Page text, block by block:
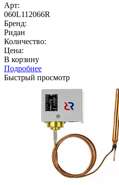
Арт:
060L112066R
Бренд:
Ридан
Количество:
Цена:
В корзину
Подробнее
Быстрый просмотр